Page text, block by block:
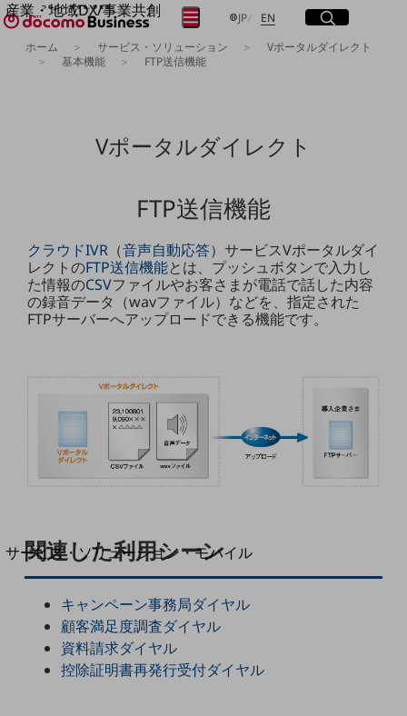
産業・地域DX/事業共創
OPEN HUB for Plural Futures
自律・分散・協調型社会の実現を目指し、
プレイヤー(カタリスト/パートナー企業)
産業・地域DXプラットフォーマーとして
Smart City
Smart Education
Smart Healthcare
Smart Industry
Smart Mobility
Smart Worksite
地域社会を支える皆さまと地域課題の解決や
地域経済のさらなる活性化に取り組みます
自治体・地域社会との共創
LGPF(Local Government Platform)
サービス・ソリューション・モバイル
サービス・ソリューションTOP
DXに関する課題を解決する
サービス・ソリューションをご紹介
カテゴリーで探す
カテゴリーで探すTOP
JP日本語
EN Englishサイト内検索
開く
メニュー
開く
ホーム サービス・ソリューション
Vポータルダイレクト
基本機能
FTP送信機能
Vポータルダイレクト
FTP送信機能
クラウドIVR （音声自動応答）サービスVポータルダイ
レクトのFTP送信機能とは、プッシュボタンで入力し
た情報のCSVファイルやお客さまが電話で話した内容
の録音データ（wavファイル）などを、指定された
FTPサーバーへアップロードできる機能です。
関連した利用シーン
キャンペーン事務局ダイヤル
顧客満足度調査ダイヤル
資料請求ダイヤル
控除証明書再発行受付ダイヤル